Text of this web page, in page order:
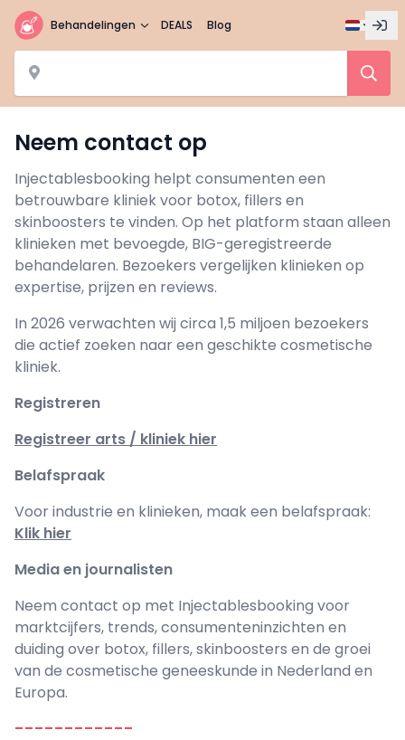
Behandelingen DEALS Blog
Neem contact op
Injectablesbooking helpt consumenten een
betrouwbare kliniek voor botox, fillers en
skinboosters te vinden. Op het platform staan alleen
klinieken met bevoegde, BIG-geregistreerde
behandelaren. Bezoekers vergelijken klinieken op
expertise, prijzen en reviews.
In 2026 verwachten wij circa 1,5 miljoen bezoekers
die actief zoeken naar een geschikte cosmetische
kliniek.
Registreren
Registreer arts / kliniek hier
Belafspraak
Voor industrie en klinieken, maak een belafspraak:
Klik hier
Media en journalisten
Neem contact op met Injectablesbooking voor
marktcijfers, trends, consumenteninzichten en
duiding over botox, fillers, skinboosters en de groei
van de cosmetische geneeskunde in Nederland en
Europa.
------------